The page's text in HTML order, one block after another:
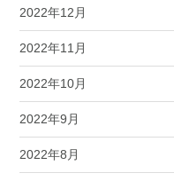
2022年12月
2022年11月
2022年10月
2022年9月
2022年8月